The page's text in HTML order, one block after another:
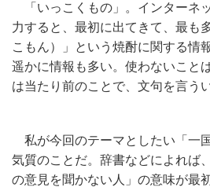
「いっこくもの」。インターネ
力すると、最初に出てきて、最も
こもん）」という焼酎に関する情
遥かに情報も多い。使わないこと
は当たり前のことで、文句を言う
私が今回のテーマとしたい「一
気質のことだ。辞書などによれば
の意見を聞かない人」の意味が最